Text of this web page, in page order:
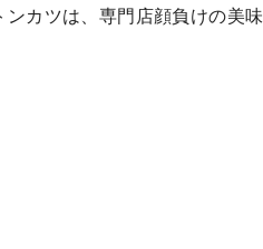
カツは、専門店顔負けの美味